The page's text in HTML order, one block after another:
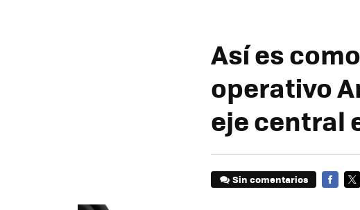
Así es
operativo
eje central
Sin comentarios